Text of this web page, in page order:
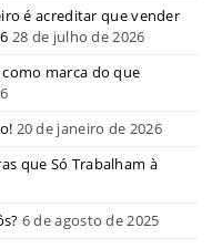
é acreditar que vender
28 de julho de 2026
marca do que
20 de janeiro de 2026
que Só Trabalham à
6 de agosto de 2025